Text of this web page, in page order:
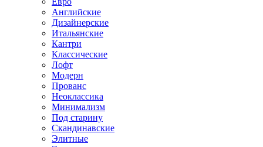
Английские
Дизайнерские
Итальянские
Кантри
Классические
Лофт
Модерн
Прованс
Неоклассика
Минимализм
Под старину
Скандинавские
Элитные